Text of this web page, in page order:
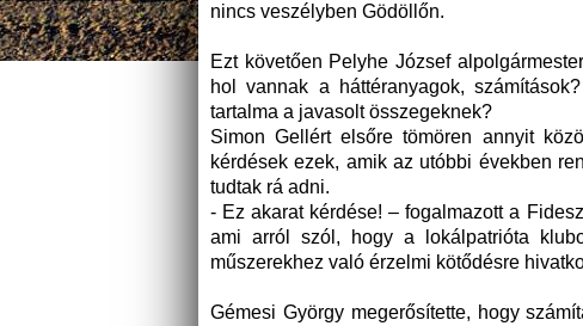
nincs veszélyben Gödöllőn.
Ezt követően Pelyhe József
hol vannak a háttéranyagok,
tartalma a javasolt összegeknek?
Simon Gellért elsőre tömören annyit
kérdések ezek, amik az utóbbi években
tudtak rá adni.
- Ez akarat kérdése! – fogalmazott a
ami arról szól, hogy a lokálpatrióta
műszerekhez való érzelmi kötődésre
Gémesi György megerősítette, hogy